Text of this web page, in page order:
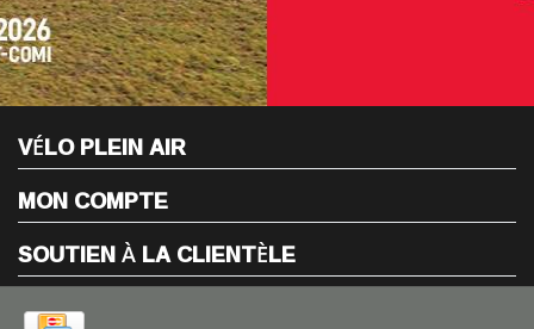
VÉLO PLEIN AIR
MON COMPTE
SOUTIEN À LA CLIENTÈLE